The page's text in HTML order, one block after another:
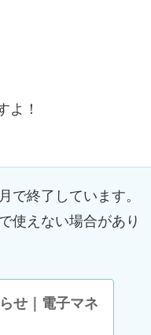
よ！
で終了しています。
使えない場合があり
せ｜電子マネ